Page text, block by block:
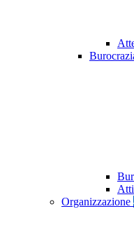
Organizzazione